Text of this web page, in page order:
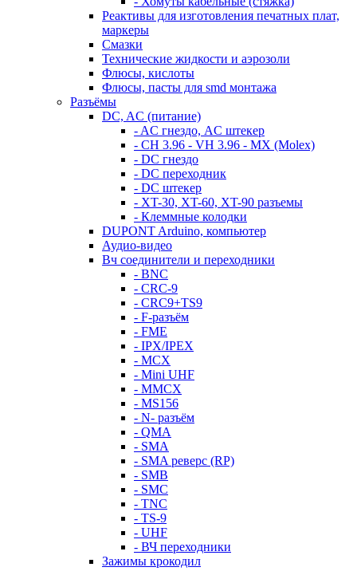
Реактивы для изготовления печатных плат,
маркеры
Смазки
Технические жидкости и аэрозоли
Флюсы, кислоты
Флюсы, пасты для smd монтажа
Разъёмы
DC, AC (питание)
- AC гнездо, AC штекер
- CH 3.96 - VH 3.96 - MX (Molex)
- DC гнездо
- DC переходник
- DC штекер
- XT-30, XT-60, XT-90 разъемы
- Клеммные колодки
DUPONT Arduino, компьютер
Аудио-видео
Вч соединители и переходники
- BNC
- CRC-9
- CRC9+TS9
- F-разъём
- FME
- IPX/IPEX
- MCX
- Mini UHF
- MMCX
- MS156
- N- разъём
- QMA
- SMA
- SMA реверс (RP)
- SMB
- SMC
- TNC
- TS-9
- UHF
- ВЧ переходники
Зажимы крокодил